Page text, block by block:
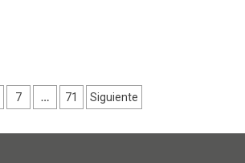
7 … 71 Siguiente